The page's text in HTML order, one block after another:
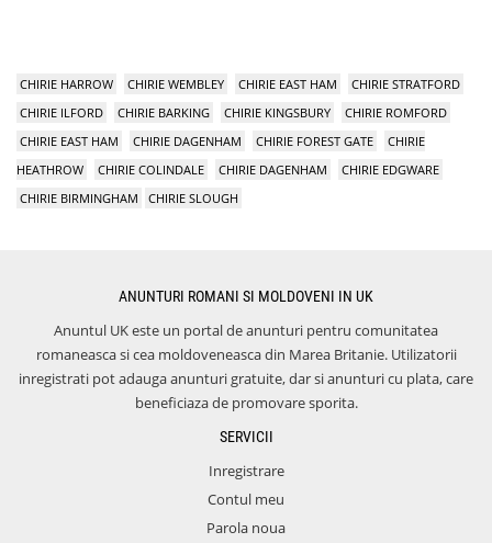
CHIRIE HARROW CHIRIE WEMBLEY CHIRIE EAST HAM
CHIRIE STRATFORD
CHIRIE ILFORD
CHIRIE BARKING CHIRIE KINGSBURY
CHIRIE ROMFORD
CHIRIE EAST HAM
CHIRIE DAGENHAM CHIRIE FOREST GATE
CHIRIE
HEATHROW
CHIRIE COLINDALE CHIRIE DAGENHAM
CHIRIE EDGWARE
CHIRIE BIRMINGHAM
CHIRIE SLOUGH
ANUNTURI ROMANI SI MOLDOVENI IN UK
Anuntul UK este un portal de anunturi pentru comunitatea
romaneasca si cea moldoveneasca din Marea Britanie. Utilizatorii
inregistrati pot adauga anunturi gratuite, dar si anunturi cu plata, care
beneficiaza de promovare sporita.
SERVICII
Inregistrare
Contul meu
Parola noua